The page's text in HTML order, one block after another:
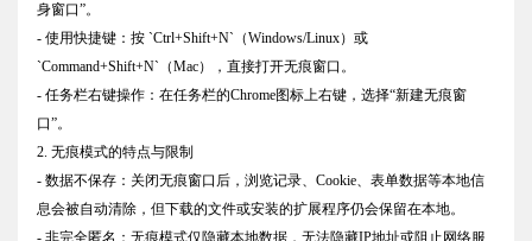
身窗口”。
- 使用快捷键：按 `Ctrl+Shift+N`（Windows/Linux）或
`Command+Shift+N`（Mac），直接打开无痕窗口。
- 任务栏右键操作：在任务栏的Chrome图标上右键，选择“新建无痕窗
口”。
2. 无痕模式的特点与限制
- 数据不保存：关闭无痕窗口后，浏览记录、Cookie、表单数据等本地信
息会被自动清除，但下载的文件或安装的扩展程序仍会保留在本地。
- 非完全匿名：无痕模式仅隐藏本地数据，无法隐藏IP地址或阻止网络服